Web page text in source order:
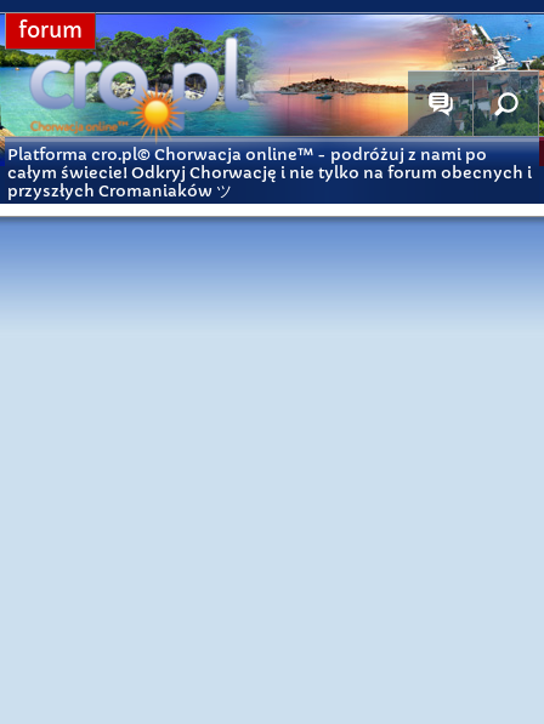
forum
Platforma cro.pl© Chorwacja online™ - podróżuj z nami po
całym świecie! Odkryj Chorwację i nie tylko na forum obecnych i
przyszłych Cromaniaków ツ